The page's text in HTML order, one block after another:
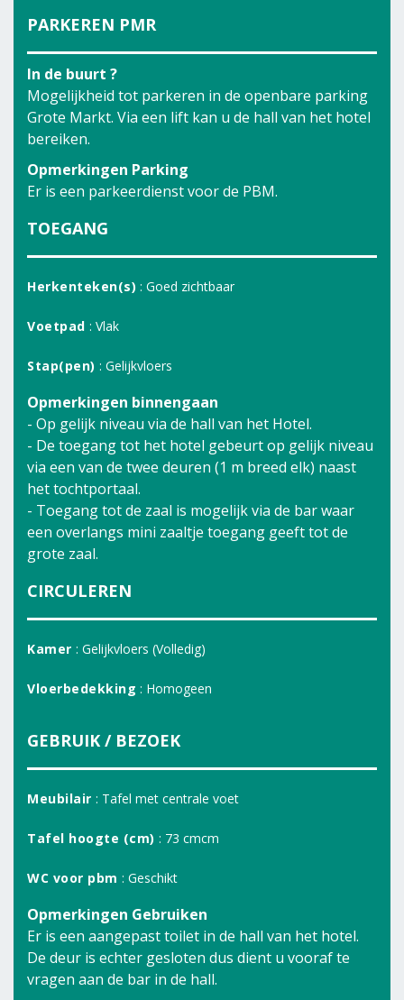
PARKEREN PMR
In de buurt ?
Mogelijkheid tot parkeren in de openbare parking
Grote Markt. Via een lift kan u de hall van het hotel
bereiken.
Opmerkingen Parking
Er is een parkeerdienst voor de PBM.
TOEGANG
Herkenteken(s) : Goed zichtbaar
Voetpad : Vlak
Stap(pen) : Gelijkvloers
Opmerkingen binnengaan
- Op gelijk niveau via de hall van het Hotel.
- De toegang tot het hotel gebeurt op gelijk niveau
via een van de twee deuren (1 m breed elk) naast
het tochtportaal.
- Toegang tot de zaal is mogelijk via de bar waar
een overlangs mini zaaltje toegang geeft tot de
grote zaal.
CIRCULEREN
Kamer : Gelijkvloers (Volledig)
Vloerbedekking : Homogeen
GEBRUIK / BEZOEK
Meubilair : Tafel met centrale voet
Tafel hoogte (cm) : 73 cmcm
WC voor pbm : Geschikt
Opmerkingen Gebruiken
Er is een aangepast toilet in de hall van het hotel.
De deur is echter gesloten dus dient u vooraf te
vragen aan de bar in de hall.